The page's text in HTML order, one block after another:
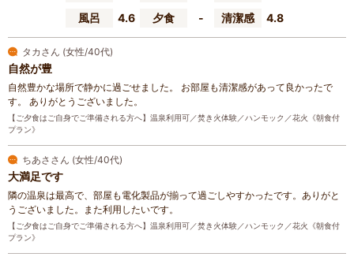
風呂
4.6 夕食 - 清潔感 4.8
タカさん (女性/40代)
自然が豊
自然豊かな場所で静かに過ごせました。 お部屋も清潔感があって良かったで
す。 ありがとうございました。
【ご夕食はご自身でご準備される方へ】温泉利用可／焚き火体験／ハンモック／花火《朝食付
プラン》
ちあささん (女性/40代)
大満足です
隣の温泉は最高で、部屋も電化製品が揃って過ごしやすかったです。ありがと
うございました。また利用したいです。
【ご夕食はご自身でご準備される方へ】温泉利用可／焚き火体験／ハンモック／花火《朝食付
プラン》